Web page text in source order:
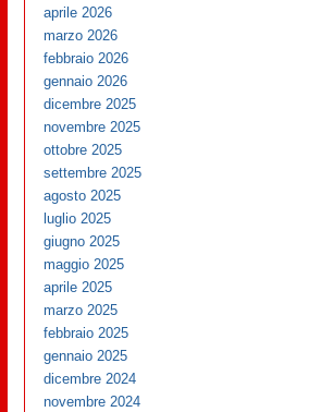
aprile 2026
marzo 2026
febbraio 2026
gennaio 2026
dicembre 2025
novembre 2025
ottobre 2025
settembre 2025
agosto 2025
luglio 2025
giugno 2025
maggio 2025
aprile 2025
marzo 2025
febbraio 2025
gennaio 2025
dicembre 2024
novembre 2024